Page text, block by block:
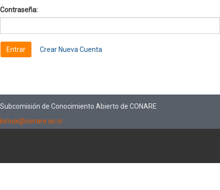
Contraseña:
Crear Nueva Cuenta
Subcomisión de Conocimiento Abierto de CONARE
kimuk@conare.ac.cr